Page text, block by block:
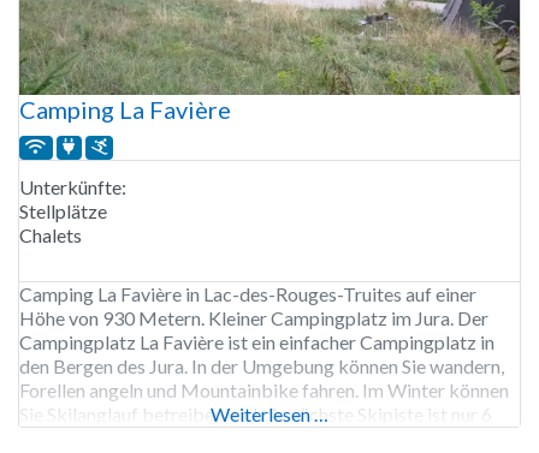
Camping La Favière
Unterkünfte:
Stellplätze
Chalets
Camping La Favière in Lac-des-Rouges-Truites auf einer
Höhe von 930 Metern. Kleiner Campingplatz im Jura. Der
Campingplatz La Favière ist ein einfacher Campingplatz in
den Bergen des Jura. In der Umgebung können Sie wandern,
Forellen angeln und Mountainbike fahren. Im Winter können
Sie Skilanglauf betreiben und die nächste Skipiste ist nur 6
Weiterlesen …